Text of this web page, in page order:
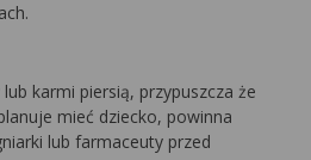
karmi piersią, przypuszcza że
mieć dziecko, powinna
lub farmaceuty przed